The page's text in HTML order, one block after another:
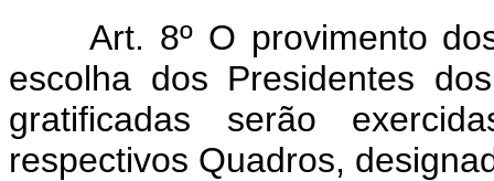
Art. 8º O provimento
escolha dos Presidentes
gratificadas serão
respectivos Quadros,